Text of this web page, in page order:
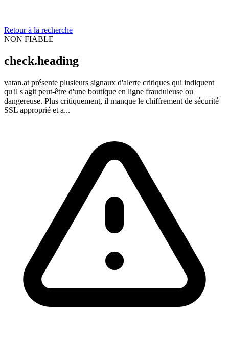
Retour à la recherche
NON FIABLE
check.heading
vatan.at présente plusieurs signaux d'alerte critiques qui indiquent
qu'il s'agit peut-être d'une boutique en ligne frauduleuse ou
dangereuse. Plus critiquement, il manque le chiffrement de sécurité
SSL approprié et a...